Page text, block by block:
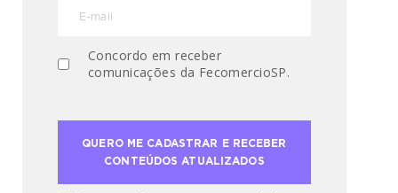
Concordo em receber
comunicações da FecomercioSP.